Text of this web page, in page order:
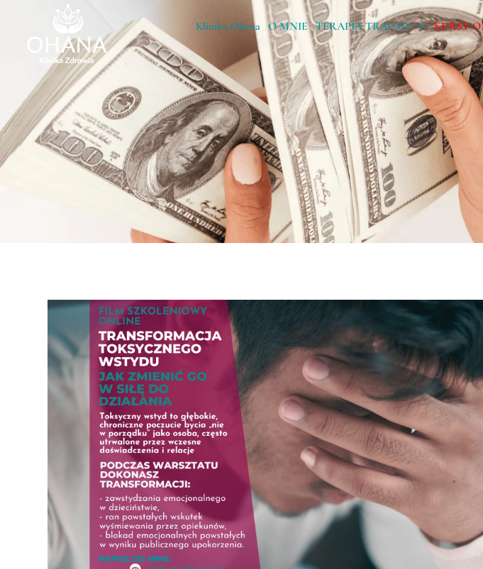
Klinika Ohana O MNIE TERAPIA TRAUMY KURSY